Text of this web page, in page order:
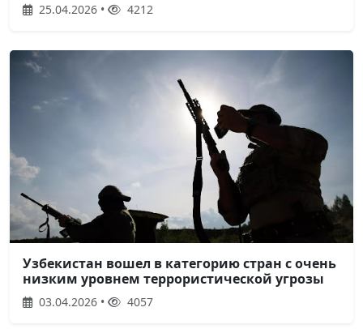
25.04.2026 • 4212
Узбекистан вошел в категорию стран с очень
низким уровнем террористической угрозы
03.04.2026 • 4057